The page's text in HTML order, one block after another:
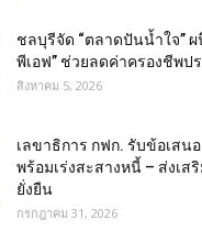
ชลบุรีจัด “ตลาดปันน้ำใจ” ผ
พีเอฟ” ช่วยลดค่าครองชีพป
สิงหาคม 5, 2026
เลขาธิการ กฟก. รับข้อเสน
พร้อมเร่งสะสางหนี้ – ส่งเส
ยั่งยืน
กรกฎาคม 31, 2026